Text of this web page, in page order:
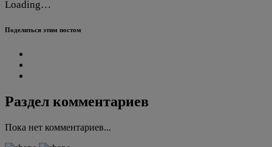
Loading…
Поделиться этим постом
Раздел комментариев
Пока нет комментариев...